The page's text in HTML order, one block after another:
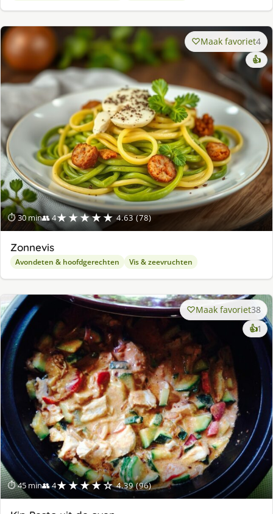
⏱ 30 min👥 4★★★★★ 4.63 (78)
Maak favoriet4
👍
Zonnevis
Avondeten & hoofdgerechten Vis & zeevruchten
⏱ 45 min👥 4★★★★☆ 4.39 (96)
Maak favoriet38
👍1